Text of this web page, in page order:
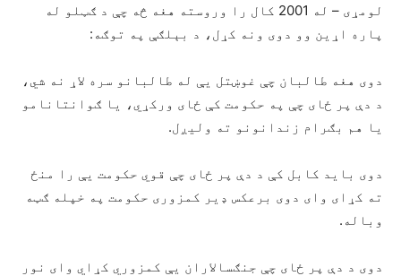
لومړی – له 2001 کال را وروسته هغه څه چې د ګټلو له
پاره اړين وو دوی ونه کړل، د بېلګې په توګه:
دوی هغه طالبان چې غوښتل يې له طالبانو سره لاړ نه شي،
د دې پر ځای چې په حکومت کې ځای ورکړي، یا ګوانتانامو
یا هم بګرام زندانونو ته ولیږل.
دوی باید کابل کې د دې پر ځای چې قوي حکومت يې را منځ
ته کړای وای دوی برعکس ډیر کمزوری حکومت په خپله ګټه
وباله.
دوی د دې پر ځای چې جنګسالاران يې کمزوري کړاي وای نور